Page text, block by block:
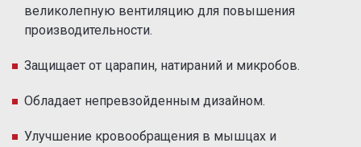
великолепную вентиляцию для повышения
производительности.
Защищает от царапин, натираний и микробов.
Обладает непревзойденным дизайном.
Улучшение кровообращения в мышцах и